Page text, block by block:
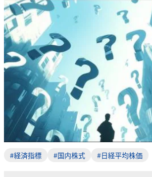
#経済指標 #国内株式 #日経平均株価